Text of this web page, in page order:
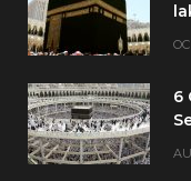
6